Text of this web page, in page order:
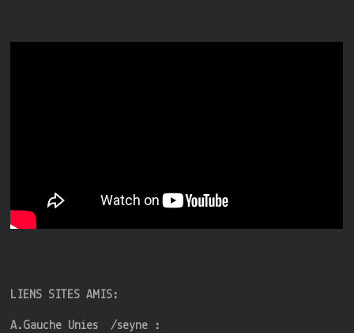
LIENS SITES AMIS:
A.Gauche Unies /seyne :